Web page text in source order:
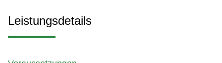
Leistungsdetails